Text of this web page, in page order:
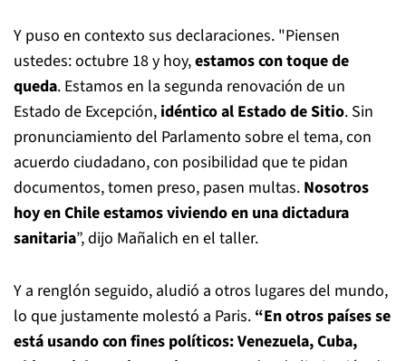
Y puso en contexto sus declaraciones. "Piensen
ustedes: octubre 18 y hoy,estamos con toque de
queda. Estamos en la segunda renovación de un
Estado de Excepción, idéntico al Estado de Sitio. Sin
pronunciamiento del Parlamento sobre el tema, con
acuerdo ciudadano, con posibilidad que te pidan
documentos, tomen preso, pasen multas. Nosotros
hoy en Chile estamos viviendo en una dictadura
sanitaria”, dijo Mañalich en el taller.
Y a renglón seguido, aludió a otros lugares del mundo,
lo que justamente molestó a Paris. “En otros países se
está usando con fines políticos: Venezuela, Cuba,